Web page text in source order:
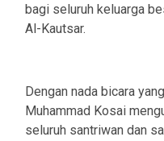
bagi seluruh keluarga
Al-Kautsar.
Dengan nada bicara
Muhammad Kosai
seluruh santriwan dan